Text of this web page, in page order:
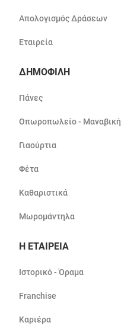
Απολογισμός Δράσεων
Εταιρεία
ΔΗΜΟΦΙΛΗ
Πάνες
Οπωροπωλείο - Μαναβική
Γιαούρτια
Φέτα
Καθαριστικά
Μωρομάντηλα
Η ΕΤΑΙΡΕΙΑ
Ιστορικό - Όραμα
Franchise
Καριέρα